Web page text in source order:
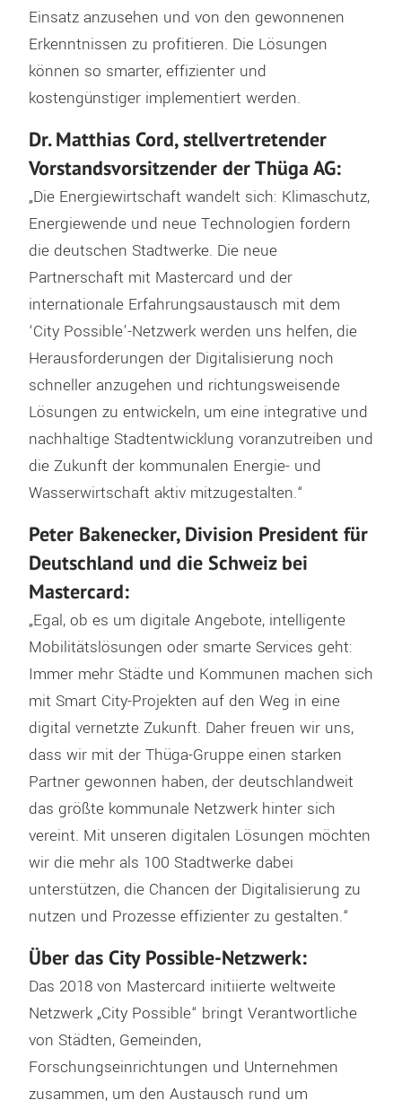
Einsatz anzusehen und von den gewonnenen
Erkenntnissen zu profitieren. Die Lösungen
können so smarter, effizienter und
kostengünstiger implementiert werden.
Dr. Matthias Cord, stellvertretender
Vorstandsvorsitzender der Thüga AG:
„Die Energiewirtschaft wandelt sich: Klimaschutz,
Energiewende und neue Technologien fordern
die deutschen Stadtwerke. Die neue
Partnerschaft mit Mastercard und der
internationale Erfahrungsaustausch mit dem
‘City Possible’-Netzwerk werden uns helfen, die
Herausforderungen der Digitalisierung noch
schneller anzugehen und richtungsweisende
Lösungen zu entwickeln, um eine integrative und
nachhaltige Stadtentwicklung voranzutreiben und
die Zukunft der kommunalen Energie- und
Wasserwirtschaft aktiv mitzugestalten.“
Peter Bakenecker, Division President für
Deutschland und die Schweiz bei
Mastercard:
„Egal, ob es um digitale Angebote, intelligente
Mobilitätslösungen oder smarte Services geht:
Immer mehr Städte und Kommunen machen sich
mit Smart City-Projekten auf den Weg in eine
digital vernetzte Zukunft. Daher freuen wir uns,
dass wir mit der Thüga-Gruppe einen starken
Partner gewonnen haben, der deutschlandweit
das größte kommunale Netzwerk hinter sich
vereint. Mit unseren digitalen Lösungen möchten
wir die mehr als 100 Stadtwerke dabei
unterstützen, die Chancen der Digitalisierung zu
nutzen und Prozesse effizienter zu gestalten.“
Über das City Possible-Netzwerk:
Das 2018 von Mastercard initiierte weltweite
Netzwerk „City Possible“ bringt Verantwortliche
von Städten, Gemeinden,
Forschungseinrichtungen und Unternehmen
zusammen, um den Austausch rund um